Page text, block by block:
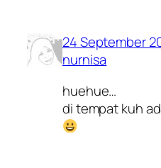
24 September
nurnisa
huehue…
di tempat kuh